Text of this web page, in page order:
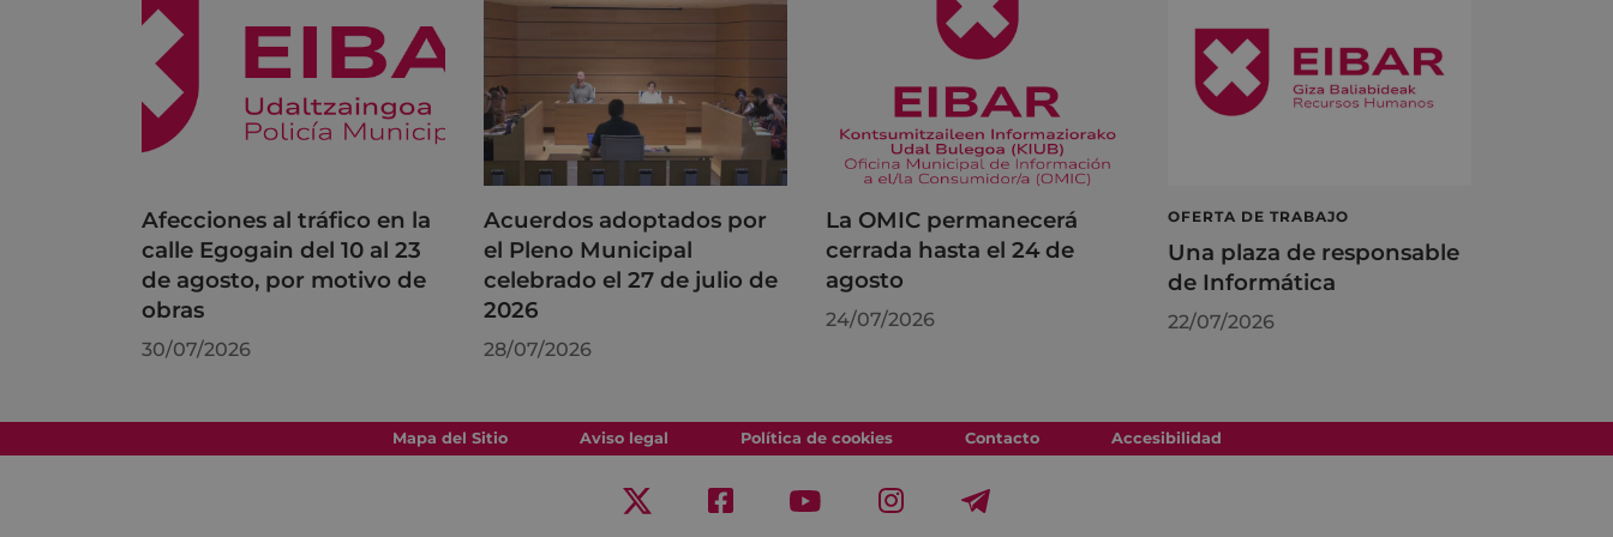
Afecciones al tráfico en la
calle Egogain del 10 al 23
de agosto, por motivo de
obras
30/07/2026
Acuerdos adoptados por
el Pleno Municipal
celebrado el 27 de julio de
2026
28/07/2026
La OMIC permanecerá
cerrada hasta el 24 de
agosto
24/07/2026
OFERTA DE TRABAJO
Una plaza de responsable
de Informática
22/07/2026
Mapa del Sitio Aviso legal Política de cookies Contacto Accesibilidad